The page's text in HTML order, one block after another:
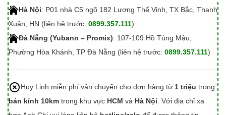
Hà Nội: P01 nhà C5 ngõ 182 Lương Thế Vinh, TX Bắc, Thanh
Xuân, HN (liên hệ trước: 0899.357.111)
Đà Nẵng (Yubann – Promix): 107-109 Hồ Tùng Mậu,
Phường Hòa Khánh, TP Đà Nẵng (liên hệ trước: 0899.357.111)
Huy Linh miễn phí vận chuyển cho đơn hàng từ 1 triệu trong
bán kính 10km trong khu vực HCM và Hà Nội . Với địa chỉ xa